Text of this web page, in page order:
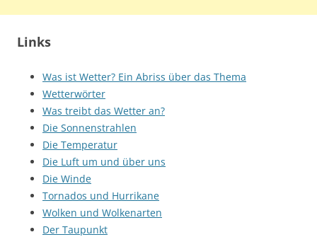
Links
Was ist Wetter? Ein Abriss über das Thema
Wetterwörter
Was treibt das Wetter an?
Die Sonnenstrahlen
Die Temperatur
Die Luft um und über uns
Die Winde
Tornados und Hurrikane
Wolken und Wolkenarten
Der Taupunkt